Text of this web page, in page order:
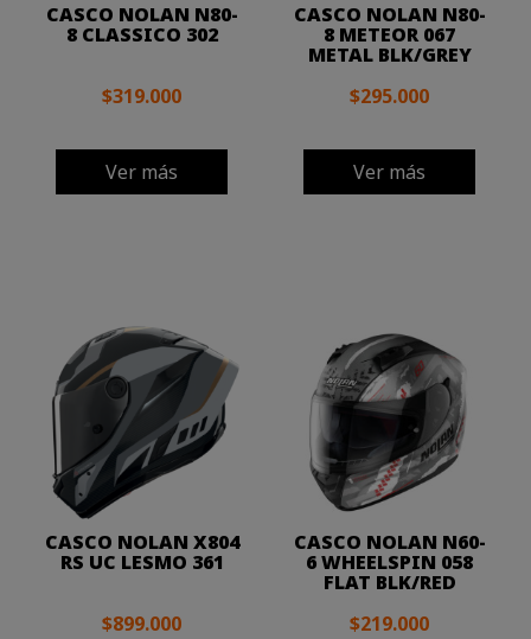
CASCO NOLAN N80-
8 CLASSICO 302
$319.000
Ver más
CASCO NOLAN N80-
8 METEOR 067
METAL BLK/GREY
$295.000
Ver más
CASCO NOLAN X804
RS UC LESMO 361
$899.000
CASCO NOLAN N60-
6 WHEELSPIN 058
FLAT BLK/RED
$219.000